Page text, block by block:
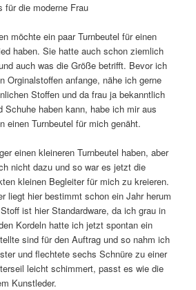
für die moderne Frau
möchte ein paar Turnbeutel für einen
haben. Sie hatte auch schon ziemlich
auch was die Größe betrifft. Bevor ich
Orginalstoffen anfange, nähe ich gerne
Stoffen und da frau ja bekanntlich
Schuhe haben kann, habe ich mir aus
einen Turnbeutel für mich genäht.
einen kleineren Turnbeutel haben, aber
nicht dazu und so war es jetzt die
kleinen Begleiter für mich zu kreieren.
liegt hier bestimmt schon ein Jahr herum
ist hier Standardware, da ich grau in
Kordeln hatte ich jetzt spontan ein
sind für den Auftrag und so nahm ich
und flechtete sechs Schnüre zu einer
leicht schimmert, passt es wie die
Kunstleder.